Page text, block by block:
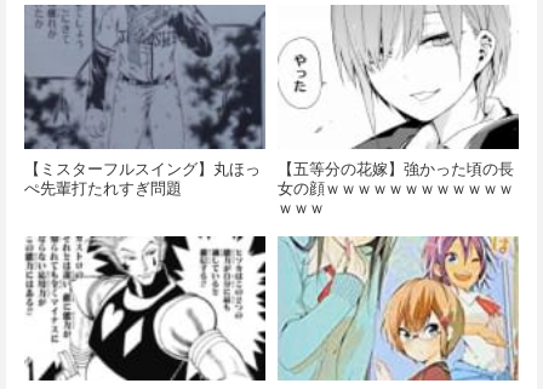
【ミスターフルスイング】丸ほっ
ぺ先輩打たれすぎ問題
【五等分の花嫁】強かった頃の長
女の顔ｗｗｗｗｗｗｗｗｗｗｗｗ
ｗｗｗ